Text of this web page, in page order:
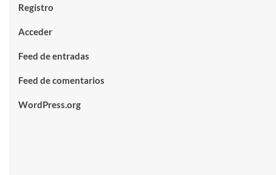
Registro
Acceder
Feed de entradas
Feed de comentarios
WordPress.org